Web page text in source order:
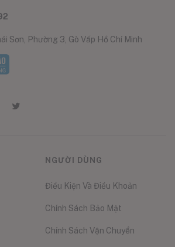
Sơn, Phường 3, Gò Vấp Hồ Chí Minh
NGƯỜI DÙNG
Điều Kiện Và Điều Khoản
Chính Sách Bảo Mật
Chính Sách Vận Chuyển